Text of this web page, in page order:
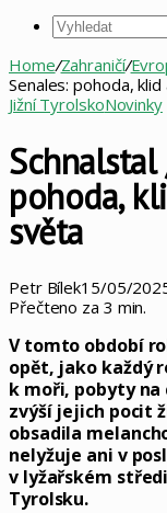
Home/Zahraničí/
Senales: pohoda,
Jižní TyrolskoNovinky
Schnalstal
pohoda,
světa
Petr Bílek15/05/
Přečteno za 3 min.
V tomto období
opět, jako každý
k moři, pobyty
zvýší jejich pocit
obsadila
nelyžuje ani v
v lyžařském
Tyrolsku.